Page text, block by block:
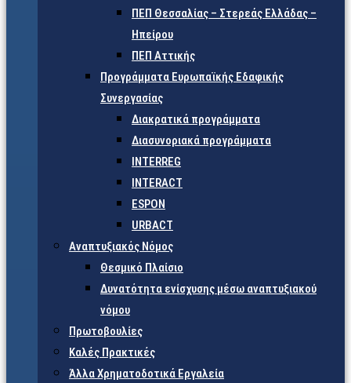
ΠΕΠ Θεσσαλίας – Στερεάς Ελλάδας –
Ηπείρου
ΠΕΠ Αττικής
Προγράμματα Ευρωπαϊκής Εδαφικής
Συνεργασίας
Διακρατικά προγράμματα
Διασυνοριακά προγράμματα
INTERREG
INTERACT
ESPON
URBACT
Αναπτυξιακός Νόμος
Θεσμικό Πλαίσιο
Δυνατότητα ενίσχυσης μέσω αναπτυξιακού
νόμου
Πρωτοβουλίες
Καλές Πρακτικές
Άλλα Χρηματοδοτικά Εργαλεία